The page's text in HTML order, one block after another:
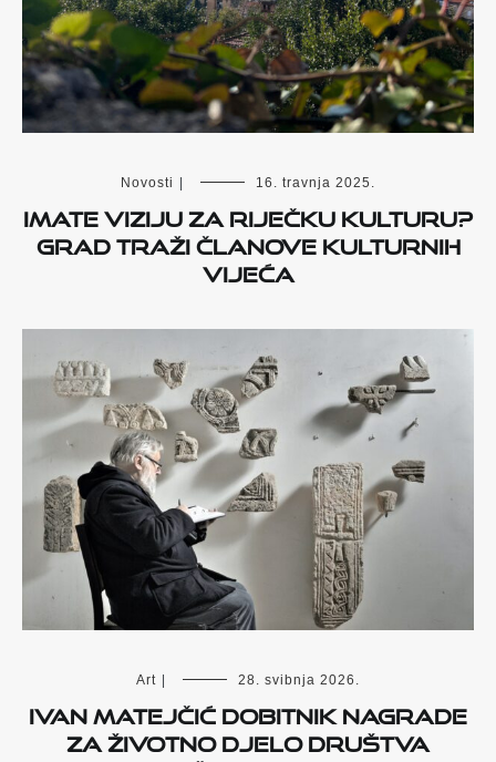
Novosti 16. travnja 2025.
Imate viziju za riječku kulturu?
Grad traži članove kulturnih
vijeća
Art 28. svibnja 2026.
Ivan Matejčić dobitnik Nagrade
za životno djelo Društva